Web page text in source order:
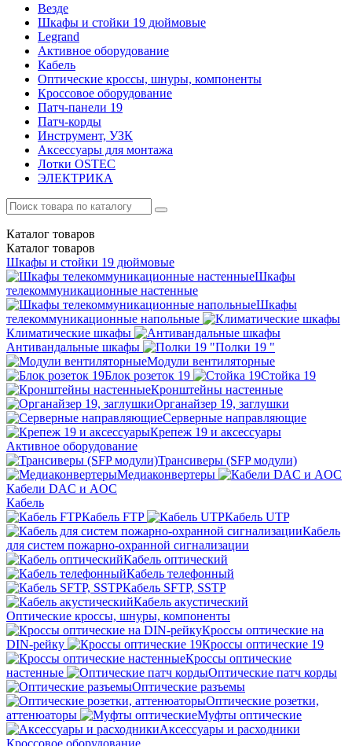
Везде
Шкафы и стойки 19 дюймовые
Legrand
Активное оборудование
Кабель
Оптические кроссы, шнуры, компоненты
Кроссовое оборудование
Патч-панели 19
Патч-корды
Инструмент, УЗК
Аксессуары для монтажа
Лотки OSTEC
ЭЛЕКТРИКА
Каталог товаров
Каталог товаров
Шкафы и стойки 19 дюймовые
Шкафы
телекоммуникационные настенные
Шкафы
телекоммуникационные напольные
Климатические шкафы
Антивандальные шкафы
Полки 19 "
Модули вентиляторные
Блок розеток 19
Стойка 19
Кронштейны настенные
Органайзер 19, заглушки
Серверные направляющие
Крепеж 19 и аксессуары
Активное оборудование
Трансиверы (SFP модули)
Медиаконвертеры
Кабели DAC и AOC
Кабель
Кабель FTP
Кабель UTP
Кабель
для систем пожарно-охранной сигнализации
Кабель оптический
Кабель телефонный
Кабель SFTP, SSTP
Кабель акустический
Оптические кроссы, шнуры, компоненты
Кроссы оптические на
DIN-рейку
Кроссы оптические 19
Кроссы оптические
настенные
Оптические патч корды
Оптические разъемы
Оптические розетки,
аттенюаторы
Муфты оптические
Аксессуары и расходники
Кроссовое оборудование